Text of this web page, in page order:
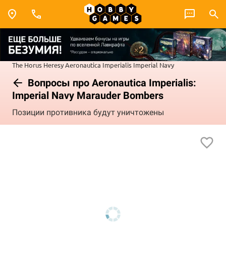
The Horus HeresyAeronautica Imperialis Imperial Navy
Вопросы про Aeronautica Imperialis:
Imperial Navy Marauder Bombers
Позиции противника будут уничтожены